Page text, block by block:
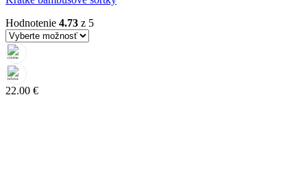
Hodnotenie 4.73 z 5
22.00 €